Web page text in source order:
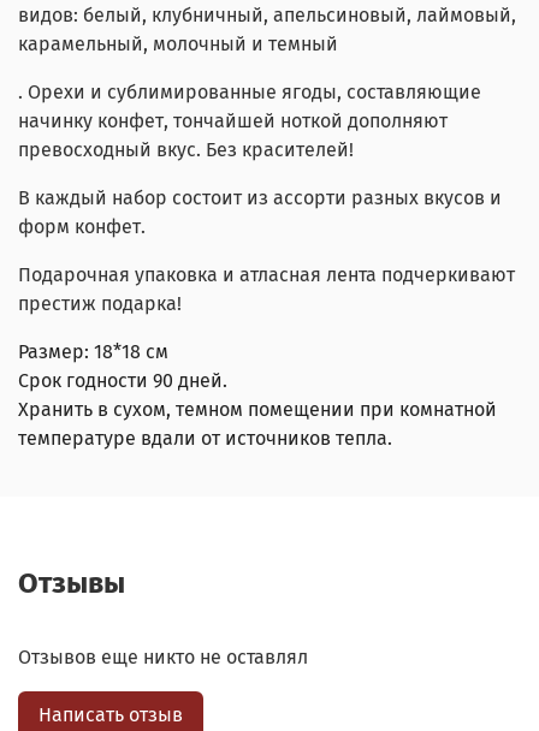
видов: белый, клубничный, апельсиновый, лаймовый,
карамельный, молочный и темный
. Орехи и сублимированные ягоды, составляющие
начинку конфет, тончайшей ноткой дополняют
превосходный вкус. Без красителей!
В каждый набор состоит из ассорти разных вкусов и
форм конфет.
Подарочная упаковка и атласная лента подчеркивают
престиж подарка!
Размер: 18*18 см
Срок годности 90 дней.
Хранить в сухом, темном помещении при комнатной
температуре вдали от источников тепла.
Отзывы
Отзывов еще никто не оставлял
Написать отзыв